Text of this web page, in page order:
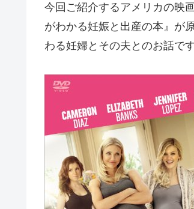
今回ご紹介するアメリカの映
がわかる妊娠と出産の本』が
わる妊婦とその夫とのお話で